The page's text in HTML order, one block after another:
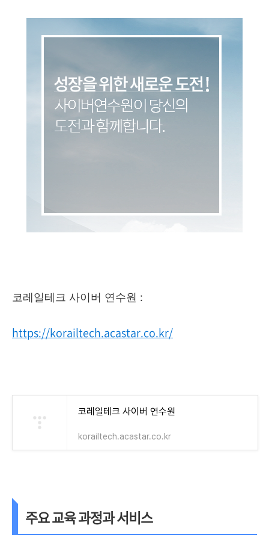
코레일테크 사이버 연수원 :
https://korailtech.acastar.co.kr/
코레일테크 사이버 연수원
korailtech.acastar.co.kr
주요 교육 과정과 서비스